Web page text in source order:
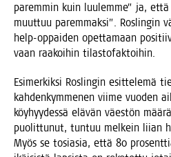
parem­min kuin luu­lem­me” ja,
muut­tuu parem­mak­si”. Ros­lin­gin
help-oppai­den opet­ta­maan
vaan raa­koi­hin tilastofaktoihin.
Esi­mer­kik­si Ros­lin­gin esit­te­le­mä
kah­den­kym­me­nen vii­me vuo­den
köy­hyy­des­sä elä­vän väes­tön
puo­lit­tu­nut, tun­tuu mel­kein lii­an
Myös se tosia­sia, että 80